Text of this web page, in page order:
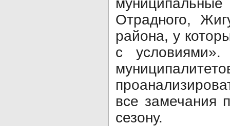
Отрадного,
района, у
с условиями».
все замечания
сезону.